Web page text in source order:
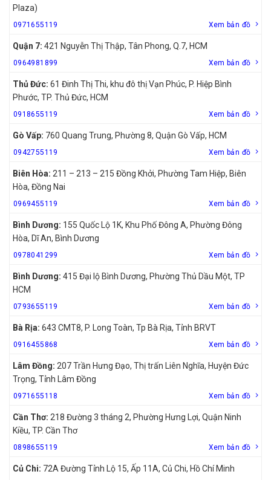
Plaza)
0971655119 Xem bản đồ
Quận 7: 421 Nguyễn Thị Thập, Tân Phong, Q.7, HCM
0964981899 Xem bản đồ
Thủ Đức: 61 Đinh Thị Thi, khu đô thị Vạn Phúc, P. Hiệp Bình
Phước, TP. Thủ Đức, HCM
0918655119 Xem bản đồ
Gò Vấp: 760 Quang Trung, Phường 8, Quận Gò Vấp, HCM
0942755119 Xem bản đồ
Biên Hòa: 211 – 213 – 215 Đồng Khởi, Phường Tam Hiệp, Biên
Hòa, Đồng Nai
0969455119 Xem bản đồ
Bình Dương: 155 Quốc Lộ 1K, Khu Phố Đông A, Phường Đông
Hòa, Dĩ An, Bình Dương
0978041299 Xem bản đồ
Bình Dương: 415 Đại lộ Bình Dương, Phường Thủ Dầu Một, TP
HCM
0793655119 Xem bản đồ
Bà Rịa: 643 CMT8, P. Long Toàn, Tp Bà Rịa, Tỉnh BRVT
0916455868 Xem bản đồ
Lâm Đồng: 207 Trần Hưng Đạo, Thị trấn Liên Nghĩa, Huyện Đức
Trọng, Tỉnh Lâm Đồng
0971655118 Xem bản đồ
Cần Thơ: 218 Đường 3 tháng 2, Phường Hưng Lợi, Quận Ninh
Kiều, TP. Cần Thơ
0898655119 Xem bản đồ
Củ Chi: 72A Đường Tỉnh Lộ 15, Ấp 11A, Củ Chi, Hồ Chí Minh